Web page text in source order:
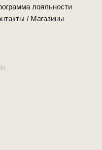
Разработка сайта